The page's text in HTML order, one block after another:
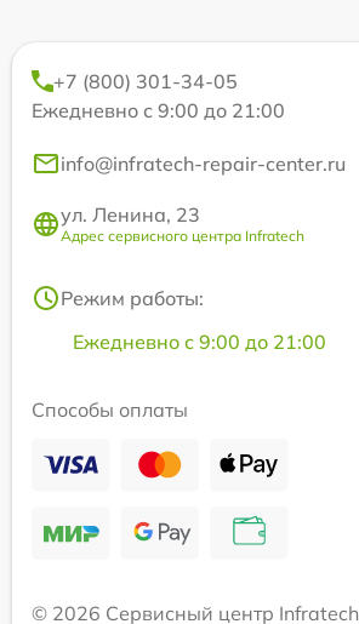
+7 (800) 301-34-05
Ежедневно с 9:00 до 21:00
info@infratech-repair-center.ru
ул. Ленина, 23
Адрес сервисного центра Infratech
Режим работы:
Ежедневно с 9:00 до 21:00
Способы оплаты
© 2026 Сервисный центр Infratech